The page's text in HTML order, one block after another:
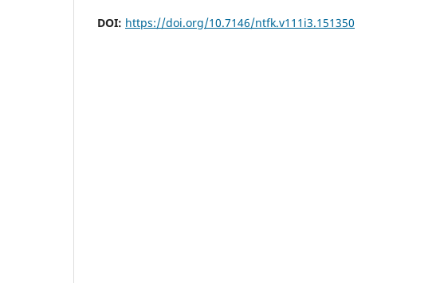
DOI: https://doi.org/10.7146/ntfk.v111i3.151350